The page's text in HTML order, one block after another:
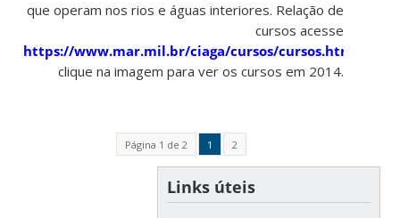
que operam nos rios e águas interiores. Relação de
cursos acesse
https://www.mar.mil.br/ciaga/cursos/cursos.htm
clique na imagem para ver os cursos em 2014.
Página 1 de 2 1 2
Links úteis